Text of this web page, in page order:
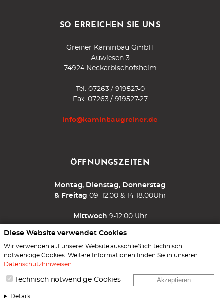
Diese Website verwendet Cookies
Wir verwenden auf unserer Website ausschließlich technisch
notwendige Cookies. Weitere Informationen finden Sie in unseren
Datenschutzhinweisen
Technisch notwendige Cookies Akzeptieren
Details
SO ERREICHEN SIE UNS
Greiner Kaminbau GmbH
Auwiesen 3
74924 Neckarbischofsheim
Tel. 07263 / 919527-0
Fax. 07263 / 919527-27
info@kaminbaugreiner.de
ÖFFNUNGSZEITEN
Montag, Dienstag, Donnerstag
& Freitag 09–12:00 & 14-18:00Uhr
Mittwoch 9-12:00 Uhr
und nach Vereinbarung